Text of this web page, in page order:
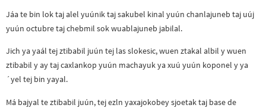
Jáa te bin lok taj alel yuúnik taj sakubel kinal yuún chanlajuneb taj uúj
yuún octubre taj chebmil sok wuablajuneb jabilal.
Jich ya yaál tej ztibabil juún tej las slokesic, wuen ztakal albil y wuen
ztibabil y ay taj caxlankop yuún machayuk ya xuú yuún koponel y ya
´yel tej bin yayal.
Má bajyal te ztibabil juún, tej ezln yaxajokobey sjoetak taj base de